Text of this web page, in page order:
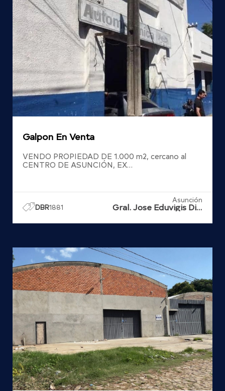
Galpon En Venta
VENDO PROPIEDAD DE 1.000 m2, cercano al
CENTRO DE ASUNCIÓN, EX…
DBR1881
Asunción
Gral. Jose Eduvigis Diaz